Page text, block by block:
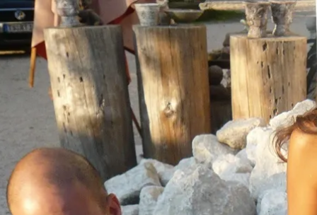
Aktivitäten im Chiemgau
Wandern & Gipfelglück
Radfahren &
Mountainbiken
Chiemsee &
Leben &
&